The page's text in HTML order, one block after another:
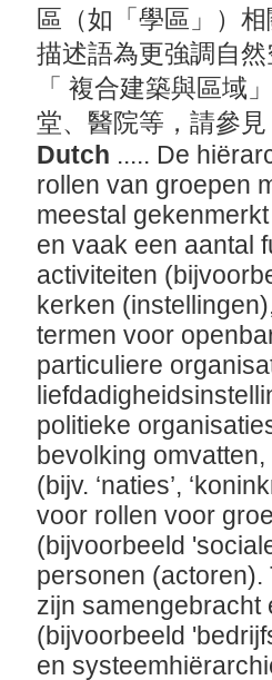
區（如「學區」）
描述語為更強調自
「 複合建築與區域
堂、醫院等，請參
Dutch ..... De
rollen van groepen
meestal
en vaak een aantal
activiteiten
kerken
termen voor
particuliere
politieke
bevolking
(bijv. ‘naties’,
voor rollen voor
(bijvoorbeeld
personen
zijn samengebracht
(bijvoorbeeld
en